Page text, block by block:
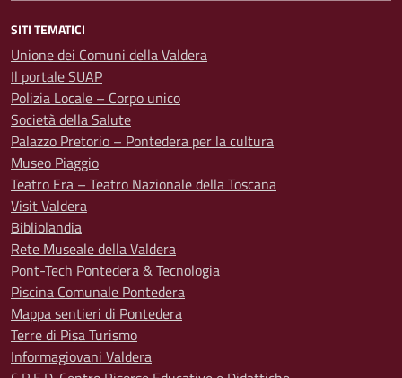
SITI TEMATICI
Unione dei Comuni della Valdera
Il portale SUAP
Polizia Locale – Corpo unico
Società della Salute
Palazzo Pretorio – Pontedera per la cultura
Museo Piaggio
Teatro Era – Teatro Nazionale della Toscana
Visit Valdera
Bibliolandia
Rete Museale della Valdera
Pont-Tech Pontedera & Tecnologia
Piscina Comunale Pontedera
Mappa sentieri di Pontedera
Terre di Pisa Turismo
Informagiovani Valdera